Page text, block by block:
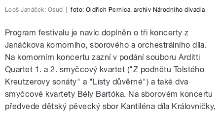
Leoš Janáček: Osud foto:Oldřich Pernica, archiv Národního divadla
Program festivalu je navíc doplněn o tři koncerty z
Janáčkova komorního, sborového a orchestrálního díla.
Na komorním koncertu zazní v podání souboru Arditti
Quartet 1. a 2. smyčcový kvartet ("Z podnětu Tolstého
Kreutzerovy sonáty" a "Listy důvěrné") a také dva
smyčcové kvartety Bély Bartóka. Na sborovém koncertu
předvede dětský pěvecký sbor Kantiléna díla Královničky,